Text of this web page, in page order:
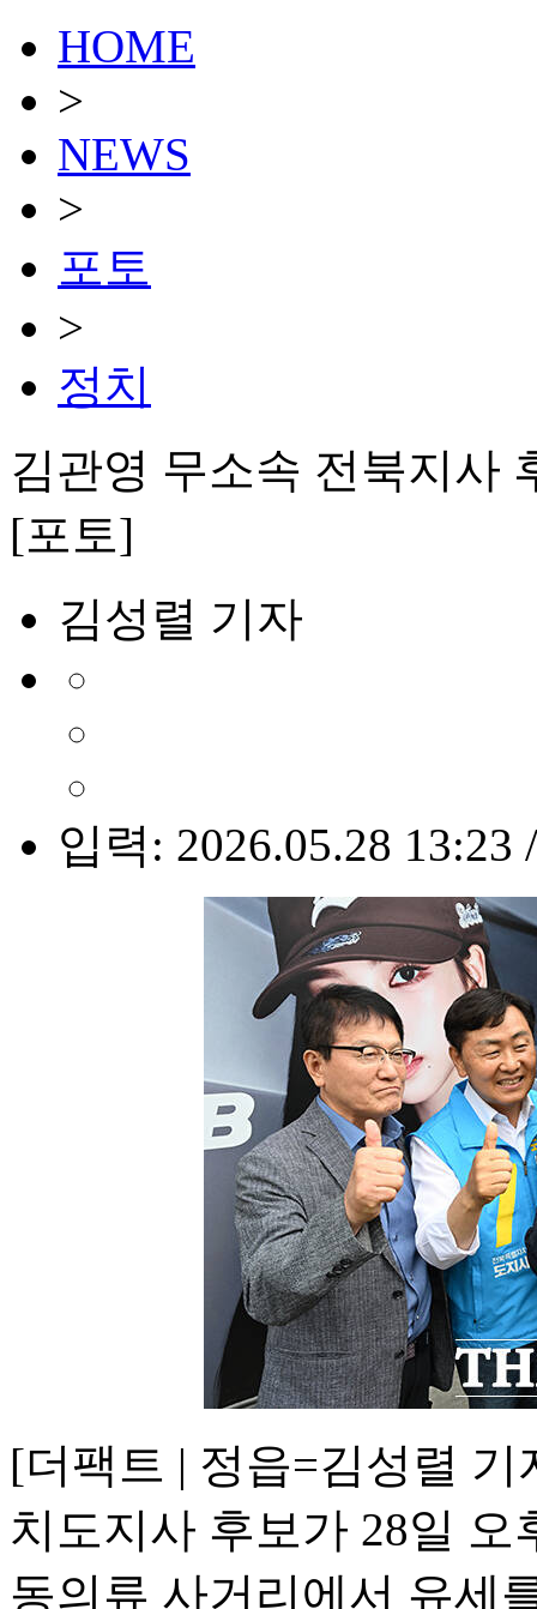
HOME
>
NEWS
>
포토
>
정치
김관영 무소속 전북지사
[포토]
김성렬 기자
입력: 2026.05.28 13:23
[더팩트 | 정읍=김성렬
치도지사 후보가 28일
동의류 사거리에서 유세